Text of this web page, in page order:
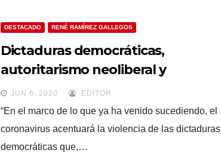
DESTACADO RENÉ RAMÍREZ GALLEGOS
Dictaduras democráticas,
autoritarismo neoliberal y
revueltas populares en tiempos de
Covid-19
JUN 6, 2020 EDITOR
“En el marco de lo que ya ha venido sucediendo, el
coronavirus acentuará la violencia de las dictaduras
democráticas que,…